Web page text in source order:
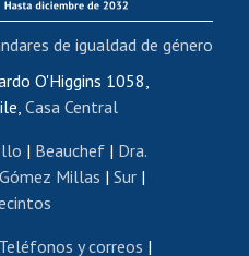
personal
interna
de renta
honorarios
blancas
os
de títulos
O'Higgins 1058,
Casa Central
| Beauchef| Dra.
Millas | Sur |
Teléfonos y correos |
de igualdad de género